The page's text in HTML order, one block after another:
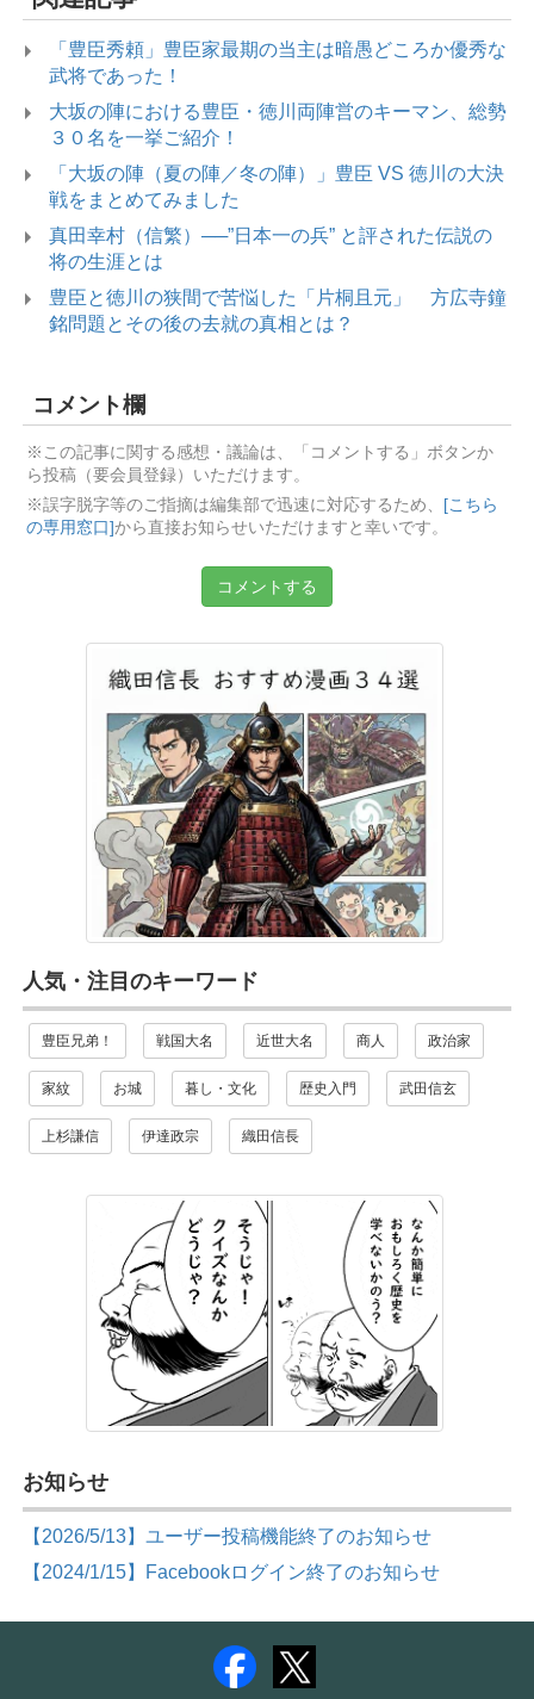
「豊臣秀頼」豊臣家最期の当主は暗愚どころか優秀な
武将であった！
大坂の陣における豊臣・徳川両陣営のキーマン、総勢
３０名を一挙ご紹介！
「大坂の陣（夏の陣／冬の陣）」豊臣 VS 徳川の大決
戦をまとめてみました
真田幸村（信繁）──”日本一の兵” と評された伝説の
将の生涯とは
豊臣と徳川の狭間で苦悩した「片桐且元」 方広寺鐘
銘問題とその後の去就の真相とは？
コメント欄
※この記事に関する感想・議論は、「コメントする」ボタンか
ら投稿（要会員登録）いただけます。
※誤字脱字等のご指摘は編集部で迅速に対応するため、
[こちら
の専用窓口]から直接お知らせいただけますと幸いです。
コメントする
人気・注目のキーワード
豊臣兄弟！ 戦国大名 近世大名 商人 政治家
家紋 お城 暮し・文化 歴史入門 武田信玄
上杉謙信 伊達政宗 織田信長
お知らせ
【2026/5/13】ユーザー投稿機能終了のお知らせ
【2024/1/15】Facebookログイン終了のお知らせ